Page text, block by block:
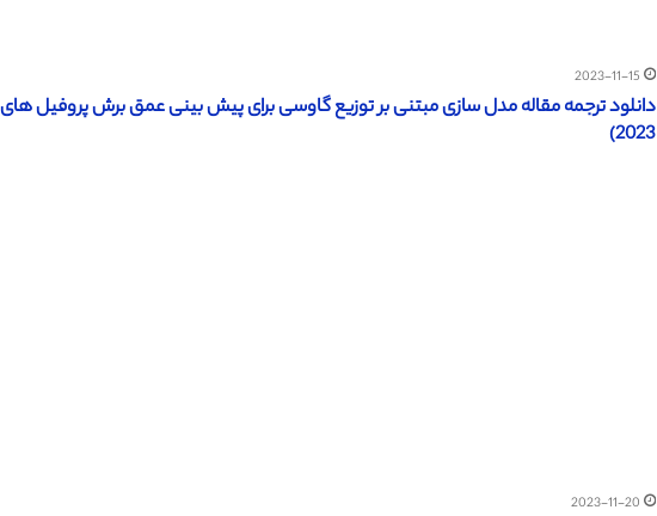
2023-11-15
دانلود ترجمه مقاله مدل سازی مبتنی بر توزیع گاوسی برای پیش بینی عمق برش پروفیل
2023)
2023-11-20